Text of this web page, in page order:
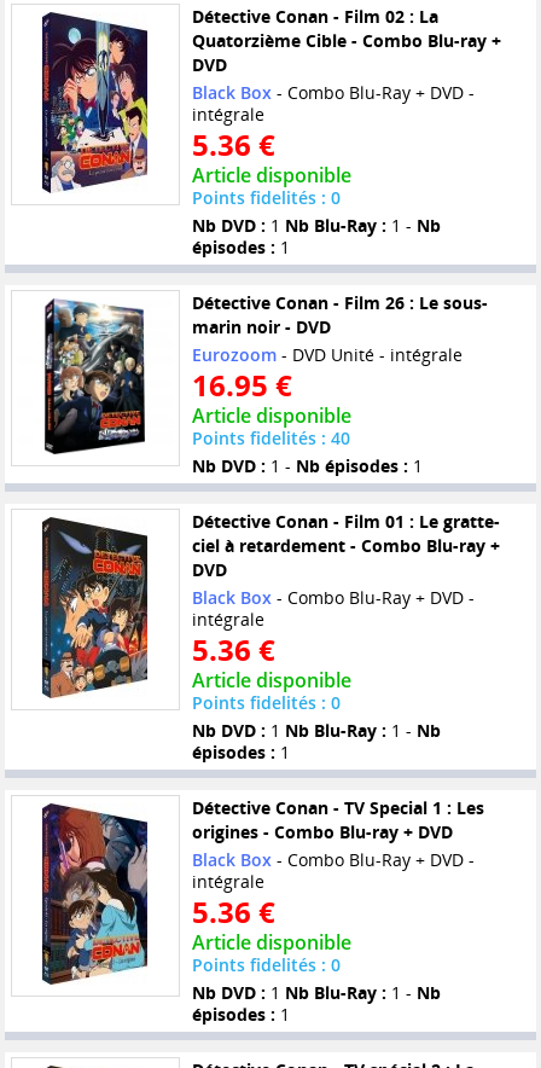
Détective Conan - Film 02 : La
Quatorzième Cible - Combo Blu-ray +
DVD
Black Box- Combo Blu-Ray + DVD -
intégrale
5.36 €
Article disponible
Points fidelités : 0
Nb DVD : 1 Nb Blu-Ray : 1 - Nb
épisodes : 1
Détective Conan - Film 26 : Le sous-
marin noir - DVD
Eurozoom- DVD Unité - intégrale
16.95 €
Article disponible
Points fidelités : 40
Nb DVD : 1 - Nb épisodes : 1
Détective Conan - Film 01 : Le gratte-
ciel à retardement - Combo Blu-ray +
DVD
Black Box- Combo Blu-Ray + DVD -
intégrale
5.36 €
Article disponible
Points fidelités : 0
Nb DVD : 1 Nb Blu-Ray : 1 - Nb
épisodes : 1
Détective Conan - TV Special 1 : Les
origines - Combo Blu-ray + DVD
Black Box- Combo Blu-Ray + DVD -
intégrale
5.36 €
Article disponible
Points fidelités : 0
Nb DVD : 1 Nb Blu-Ray : 1 - Nb
épisodes : 1